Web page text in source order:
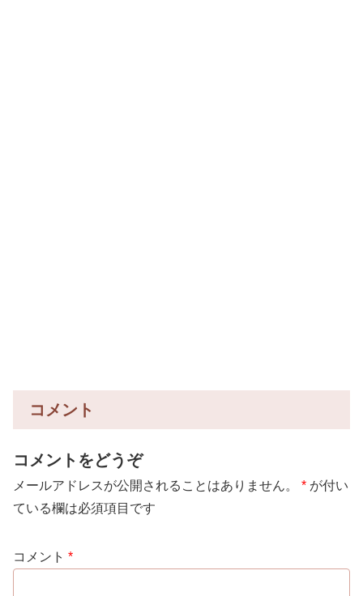
コメント
コメントをどうぞ
メールアドレスが公開されることはありません。 * が付い
ている欄は必須項目です
コメント *